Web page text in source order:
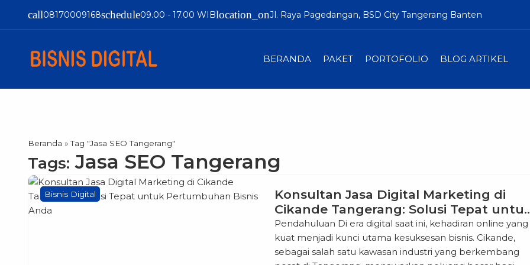
call08170009168schedule09.00 - 17.00 WIBlocation_onJl. Raya Pagedangan, BSD City Tangerang Banten
BERANDA PAKET PORTOFOLIO BLOG ARTIKEL
Beranda »Tag "Jasa SEO Tangerang"
Tags: Jasa SEO Tangerang
Bisnis Digital
Konsultan Jasa Digital Marketing di
Cikande Tangerang: Solusi Tepat
Pertumbuhan Bisnis Anda
Pendahuluan Di era digital saat ini, kehadiran online yang
kuat menjadi kunci utama kesuksesan bisnis. Cikande,
sebagai salah satu kawasan industri yang berkembang